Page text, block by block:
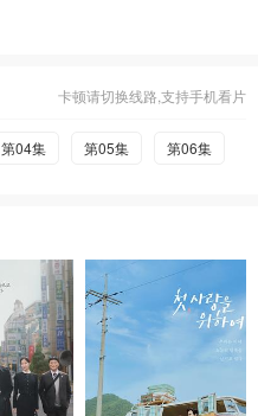
卡顿请切换线路,支持手机看片
第04集 第05集 第06集